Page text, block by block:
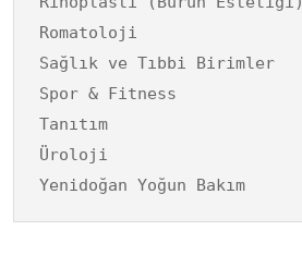
Romatoloji
Sağlık ve Tıbbi Birimler
Spor & Fitness
Tanıtım
Üroloji
Yenidoğan Yoğun Bakım